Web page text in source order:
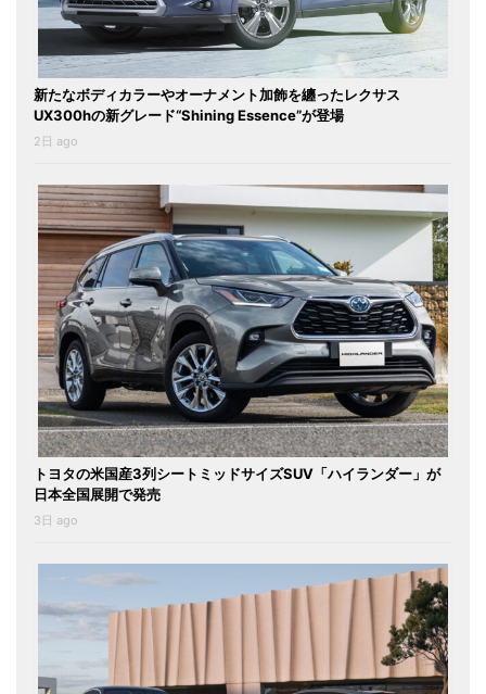
新たなボディカラーやオーナメント加飾を纏ったレクサス
UX300hの新グレード“Shining Essence”が登場
2日 ago
トヨタの米国産3列シートミッドサイズSUV「ハイランダー」が
日本全国展開で発売
3日 ago